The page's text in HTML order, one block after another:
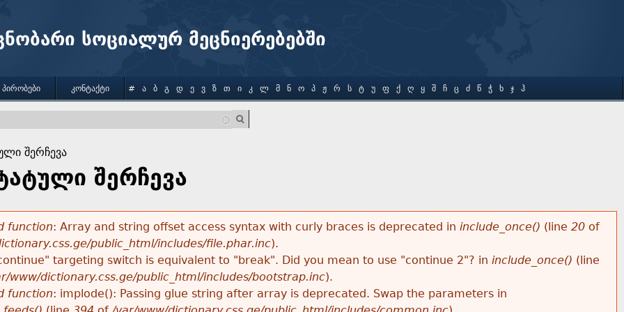
სოციალურ მეცნიერებებში
შერჩევა
შერჩევა
function: Array and string offset access syntax with curly braces is deprecated in include_once() (line 20of
public_html/includes/file.phar.inc).
targeting switch is equivalent to "break". Did you mean to use "continue 2"? in include_once() (line
www/dictionary.css.ge/public_html/includes/bootstrap.inc).
function: implode(): Passing glue string after array is deprecated. Swap the parameters in
ᲞᲘᲠᲝᲑᲔᲑᲘ ᲙᲝᲜᲢᲐᲥᲢᲘ # Ა Ბ Გ Დ Ე Ვ Ზ Თ Ი Კ Ლ Მ Ნ Ო Პ Ჟ Რ Ს Ტ Უ Ფ Ქ Ღ Ყ Შ Ჩ Ც Ძ Წ Ჭ Ხ Ჯ Ჰ